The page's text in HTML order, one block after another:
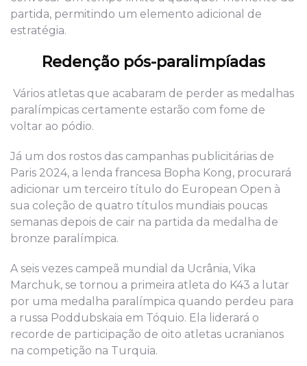
partida, permitindo um elemento adicional de
estratégia.
Redenção pós-paralimpíadas
Vários atletas que acabaram de perder as medalhas
paralímpicas certamente estarão com fome de
voltar ao pódio.
Já um dos rostos das campanhas publicitárias de
Paris 2024, a lenda francesa Bopha Kong, procurará
adicionar um terceiro título do European Open à
sua coleção de quatro títulos mundiais poucas
semanas depois de cair na partida da medalha de
bronze paralímpica.
A seis vezes campeã mundial da Ucrânia, Vika
Marchuk, se tornou a primeira atleta do K43 a lutar
por uma medalha paralímpica quando perdeu para
a russa Poddubskaia em Tóquio. Ela liderará o
recorde de participação de oito atletas ucranianos
na competição na Turquia.